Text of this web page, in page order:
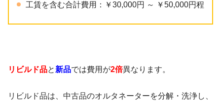
工賃を含む合計費用：￥30,000円 ～ ￥50,000円程
リビルド品と 新品では費用が2倍異なります。
リビルド品は、中古品のオルタネーターを分解・洗浄し、